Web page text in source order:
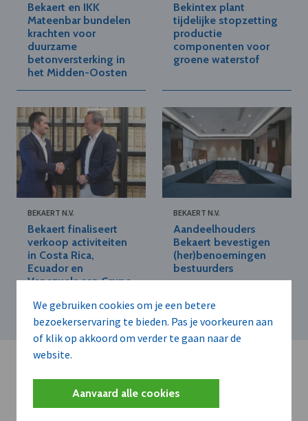
We gebruiken cookies om je een betere
bezoekerservaring te bieden. Pas je voorkeuren aan
of klik op akkoord om verder te gaan naar de
website.
Aanvaard alle cookies
Bekaert en IKK
Mateenbar bundelen
krachten voor
duurzame
betonversterking in
het Midden-Oosten
Bekintex plant
tijdelijke stopzetting
productie
componenten voor
groene waterstof
BEKAERT N.V.
Bekaert finaliseert
verkoop activiteiten
in Costa Rica,
Ecuador en
Venezuela aan Grupo
BEKAERT N.V.
Aandeelhouders
Bekaert bevestigen
(her)benoemingen
bestuurders